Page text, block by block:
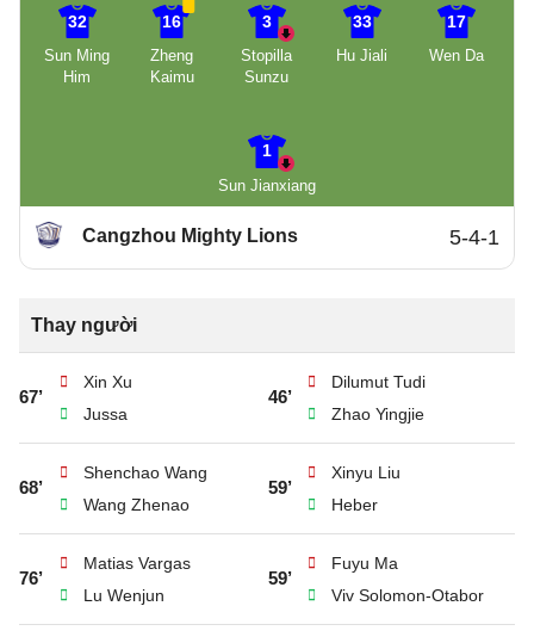
32
Sun Ming
Him
16
Zheng
Kaimu
3
Stopilla
Sunzu
33
Hu Jiali
17
Wen Da
1
Sun Jianxiang
Cangzhou Mighty Lions 5-4-1
Thay người
67’
Xin Xu
Jussa
46’
Dilumut Tudi
Zhao Yingjie
68’
Shenchao Wang
Wang Zhenao
59’
Xinyu Liu
Heber
76’
Matias Vargas
Lu Wenjun
59’
Fuyu Ma
Viv Solomon-Otabor